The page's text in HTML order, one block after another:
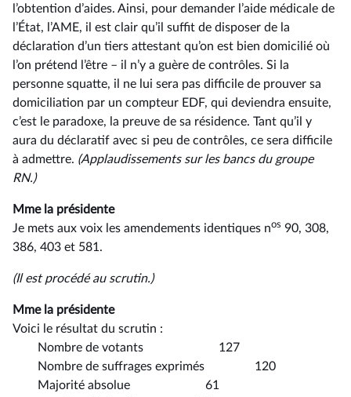
l’obtention d’aides. Ainsi, pour demander l’aide médicale de
l’État, l’AME, il est clair qu’il suffit de disposer de la
déclaration d’un tiers attestant qu’on est bien domicilié où
l’on prétend l’être –⁠ il n’y a guère de contrôles. Si la
personne squatte, il ne lui sera pas difficile de prouver sa
domiciliation par un compteur EDF, qui deviendra ensuite,
c’est le paradoxe, la preuve de sa résidence. Tant qu’il y
aura du déclaratif avec si peu de contrôles, ce sera difficile
à admettre. (Applaudissementssurlesbancsdugroupe
RN.)
Mme la présidente
Je mets aux voix les amendements identiques nos 90, 308,
386, 403 et 581.
(Il est procédé au scrutin.)
Mme la présidente
Voici le résultat du scrutin :
Nombre de votants 127
Nombre de suffrages exprimés 120
Majorité absolue 61